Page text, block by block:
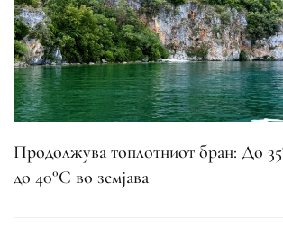
Продолжува топлотниот бран: До
до 40°C во земјава